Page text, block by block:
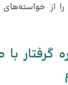
از خواسته‌های
گرفتار